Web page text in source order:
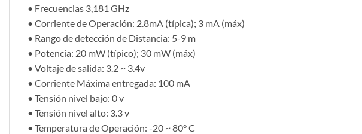
• Frecuencias 3,181 GHz
• Corriente de Operación: 2.8mA (típica); 3 mA (máx)
• Rango de detección de Distancia: 5-9 m
• Potencia: 20 mW (típico); 30 mW (máx)
• Voltaje de salida: 3.2 ~ 3.4v
• Corriente Máxima entregada: 100 mA
• Tensión nivel bajo: 0 v
• Tensión nivel alto: 3.3 v
• Temperatura de Operación: -20 ~ 80° C